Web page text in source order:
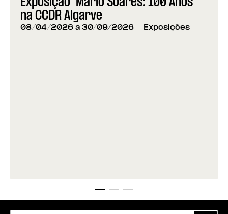
na CCDR Algarve
08/04/2026 a 30/09/2026 - Exposições